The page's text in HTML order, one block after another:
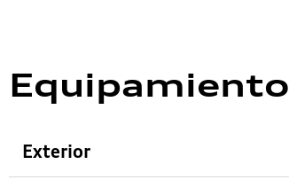
Equipamiento
Exterior